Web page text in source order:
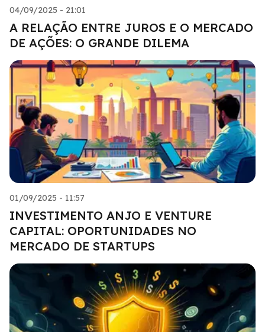
04/09/2025 - 21:01
A RELAÇÃO ENTRE JUROS E O MERCADO
DE AÇÕES: O GRANDE DILEMA
01/09/2025 - 11:57
INVESTIMENTO ANJO E VENTURE
CAPITAL: OPORTUNIDADES NO
MERCADO DE STARTUPS